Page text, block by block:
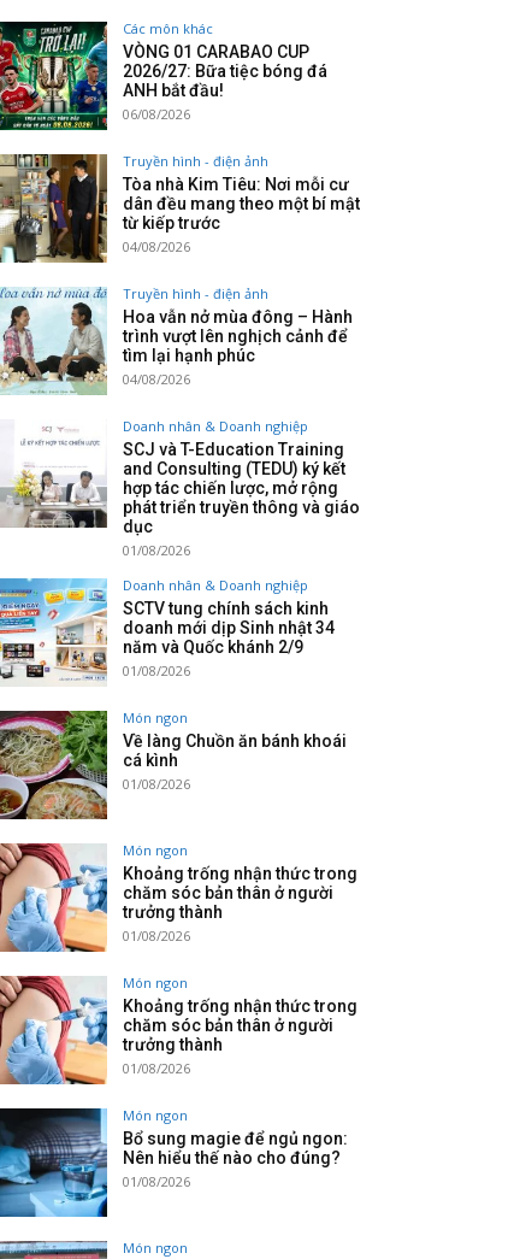
Các môn khác
VÒNG 01 CARABAO CUP
2026/27: Bữa tiệc bóng đá
ANH bắt đầu!
06/08/2026
Truyền hình - điện ảnh
Tòa nhà Kim Tiêu: Nơi mỗi cư
dân đều mang theo một bí mật
từ kiếp trước
04/08/2026
Truyền hình - điện ảnh
Hoa vẫn nở mùa đông – Hành
trình vượt lên nghịch cảnh để
tìm lại hạnh phúc
04/08/2026
Doanh nhân & Doanh nghiệp
SCJ và T-Education Training
and Consulting (TEDU) ký kết
hợp tác chiến lược, mở rộng
phát triển truyền thông và giáo
dục
01/08/2026
Doanh nhân & Doanh nghiệp
SCTV tung chính sách kinh
doanh mới dịp Sinh nhật 34
năm và Quốc khánh 2/9
01/08/2026
Món ngon
Về làng Chuồn ăn bánh khoái
cá kình
01/08/2026
Món ngon
Khoảng trống nhận thức trong
chăm sóc bản thân ở người
trưởng thành
01/08/2026
Món ngon
Khoảng trống nhận thức trong
chăm sóc bản thân ở người
trưởng thành
01/08/2026
Món ngon
Bổ sung magie để ngủ ngon:
Nên hiểu thế nào cho đúng?
01/08/2026
Món ngon